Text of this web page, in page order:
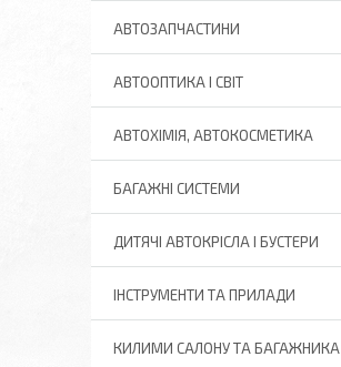
АВТОЗАПЧАСТИНИ
АВТООПТИКА І СВІТ
АВТОХІМІЯ, АВТОКОСМЕТИКА
БАГАЖНІ СИСТЕМИ
ДИТЯЧІ АВТОКРІСЛА І БУСТЕРИ
ІНСТРУМЕНТИ ТА ПРИЛАДИ
КИЛИМИ САЛОНУ ТА БАГАЖНИКА